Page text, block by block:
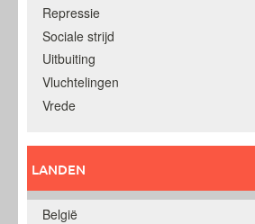
Repressie
Sociale strijd
Uitbuiting
Vluchtelingen
Vrede
LANDEN
België